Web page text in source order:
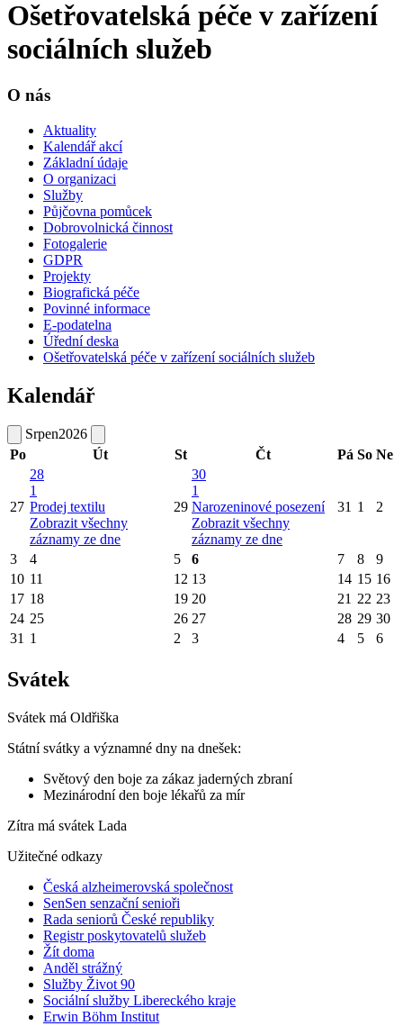
Ošetřovatelská péče v zařízení
sociálních služeb
O nás
Aktuality
Kalendář akcí
Základní údaje
O organizaci
Služby
Půjčovna pomůcek
Dobrovolnická činnost
Fotogalerie
GDPR
Projekty
Biografická péče
Povinné informace
E-podatelna
Úřední deska
Ošetřovatelská péče v zařízení sociálních služeb
Kalendář
Srpen2026
Po
Út St Čt Pá So Ne
27
28
1
Prodej textilu
Zobrazit všechny
záznamy ze dne
29
30
1
Narozeninové posezení
Zobrazit všechny
záznamy ze dne
31 1 2
3 4 5 6 7 8
9
10 11 12 13 14 15 16
17 18 19 20 21 22 23
24 25 26 27 28 29 30
31 1 2 3 4 5 6
Svátek
Svátek má Oldřiška
Státní svátky a významné dny na dnešek:
Světový den boje za zákaz jaderných zbraní
Mezinárodní den boje lékařů za mír
Zítra má svátek Lada
Užitečné odkazy
Česká alzheimerovská společnost
SenSen senzační senioři
Rada seniorů České republiky
Registr poskytovatelů služeb
Žít doma
Anděl strážný
Služby Život 90
Sociální služby Libereckého kraje
Erwin Böhm Institut